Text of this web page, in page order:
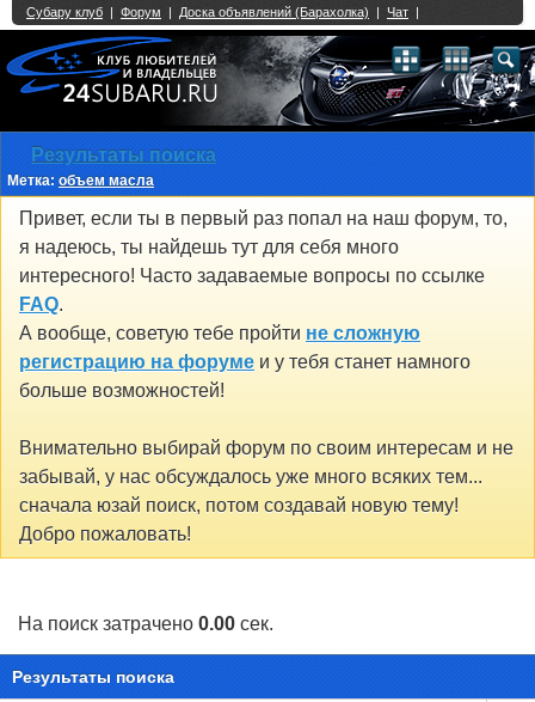
Результаты поиска
Метка: объем масла
Привет, если ты в первый раз попал на наш форум, то,
я надеюсь, ты найдешь тут для себя много
интересного! Часто задаваемые вопросы по ссылке
FAQ.
А вообще, советую тебе пройти не сложную
регистрацию на форуме и у тебя станет намного
больше возможностей!
Внимательно выбирай форум по своим интересам и не
забывай, у нас обсуждалось уже много всяких тем...
сначала юзай поиск, потом создавай новую тему!
Добро пожаловать!
На поиск затрачено 0.00 сек.
Результаты поиска
Single Sign On provided byvBSSO
2 3 4 5 6 7 8 9 10 11 12 13 14 15 16 17 18 21 22 23 24 25 26
27 28 29 30 31 32 33 34 35 36 37 38 39 40 41 42 43